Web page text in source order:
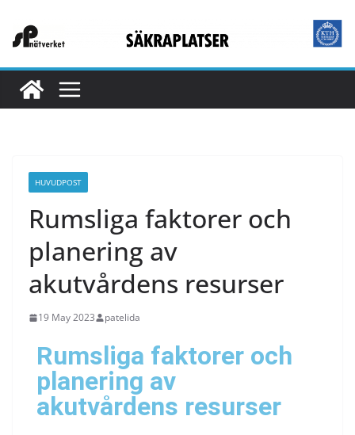
HUVUDPOST
Rumsliga faktorer och
planering av
akutvårdens resurser
19 May 2023 patelida
Rumsliga faktorer och
planering av
akutvårdens resurser